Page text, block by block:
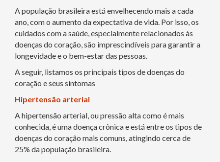
A população brasileira está envelhecendo mais a cada
ano, com o aumento da expectativa de vida. Por isso, os
cuidados com a saúde, especialmente relacionados às
doenças do coração, são imprescindíveis para garantir a
longevidade e o bem-estar das pessoas.
A seguir, listamos os principais tipos de doenças do
coração e seus sintomas
Hipertensão arterial
A hipertensão arterial, ou pressão alta como é mais
conhecida, é uma doença crônica e está entre os tipos de
doenças do coração mais comuns, atingindo cerca de
25% da população brasileira.